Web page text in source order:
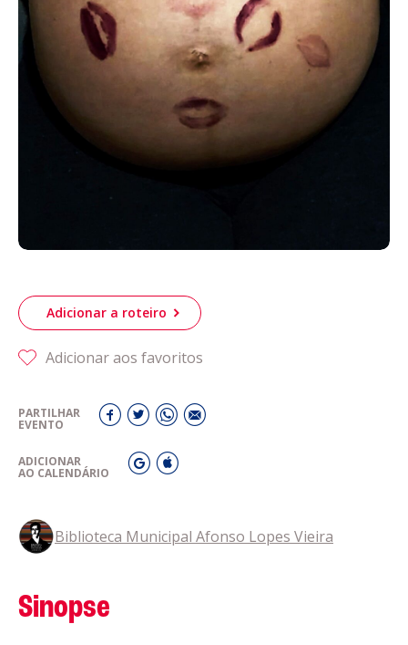
Adicionar a roteiro
Adicionar aos favoritos
PARTILHAR
EVENTO
ADICIONAR
AO CALENDÁRIO
Biblioteca Municipal Afonso Lopes Vieira
Sinopse